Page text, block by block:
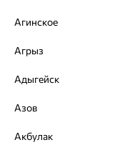
Агинское
Агрыз
Адыгейск
Азов
Акбулак